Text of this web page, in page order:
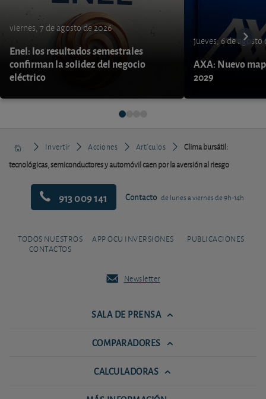
viernes, 7 de agosto de 2026
Enel: los resultados semestrales
confirman la solidez del negocio
eléctrico
jueves, 6 de agosto
AXA: Nuevo
2029
Invertir Acciones Artículos
Clima bursátil:
tecnológicas, semiconductores y automóvil caen por la aversión al riesgo
913 009 141 Contacto de lunes a viernes de 9h-14h
TODOS NUESTROS
CONTACTOS
APP OCU INVERSIONES PUBLICACIONES
Newsletter
SALA DE PRENSA
COMPARADORES
CALCULADORAS